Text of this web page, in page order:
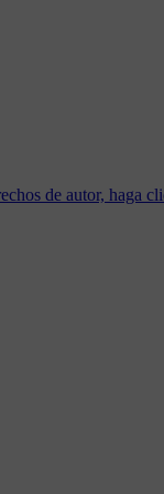
de autor, haga